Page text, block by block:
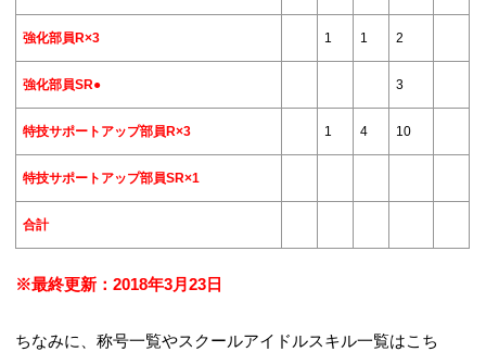
強化部員R×3 1 1 2
強化部員SR● 3
特技サポートアップ部員R×3 1 4 10
特技サポートアップ部員SR×1
合計
※最終更新：2018年3月23日
ちなみに、称号一覧やスクールアイドルスキル一覧はこち